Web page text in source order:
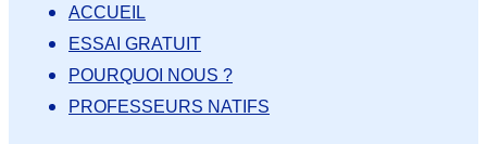
ACCUEIL
ESSAI GRATUIT
POURQUOI NOUS ?
PROFESSEURS NATIFS